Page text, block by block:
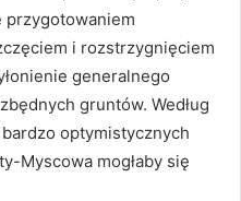
przygotowaniem
i rozstrzygnięciem
generalnego
gruntów. Według
optymistycznych
Myscowa mogłaby się